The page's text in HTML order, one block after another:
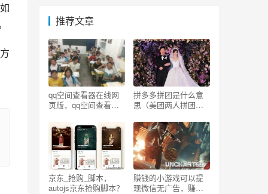
推荐文章
qq空间查看器在线网
页版，qq空间查看器
拼多多拼团是什么意
思（美团两人拼团是
京东_抢购_脚本，
autojs京东抢购脚本？
赚钱的小游戏可以提
现微信无广告，赚钱